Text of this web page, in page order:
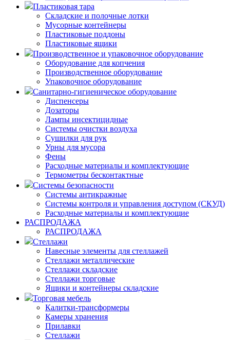
Пластиковая тара
Складские и полочные лотки
Мусорные контейнеры
Пластиковые поддоны
Пластиковые ящики
Производственное и упаковочное оборудование
Оборудование для копчения
Производственное оборудование
Упаковочное оборудование
Санитарно-гигиеническое оборудование
Диспенсеры
Дозаторы
Лампы инсектицидные
Системы очистки воздуха
Сушилки для рук
Урны для мусора
Фены
Расходные материалы и комплектующие
Термометры бесконтактные
Системы безопасности
Системы антикражные
Системы контроля и управления доступом (СКУД)
Расходные материалы и комплектующие
РАСПРОДАЖА
РАСПРОДАЖА
Стеллажи
Навесные элементы для стеллажей
Стеллажи металлические
Стеллажи складские
Стеллажи торговые
Ящики и контейнеры складские
Торговая мебель
Калитки-трансформеры
Камеры хранения
Прилавки
Стеллажи